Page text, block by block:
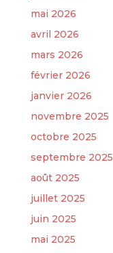
mai 2026
avril 2026
mars 2026
février 2026
janvier 2026
novembre 2025
octobre 2025
septembre 2025
août 2025
juillet 2025
juin 2025
mai 2025